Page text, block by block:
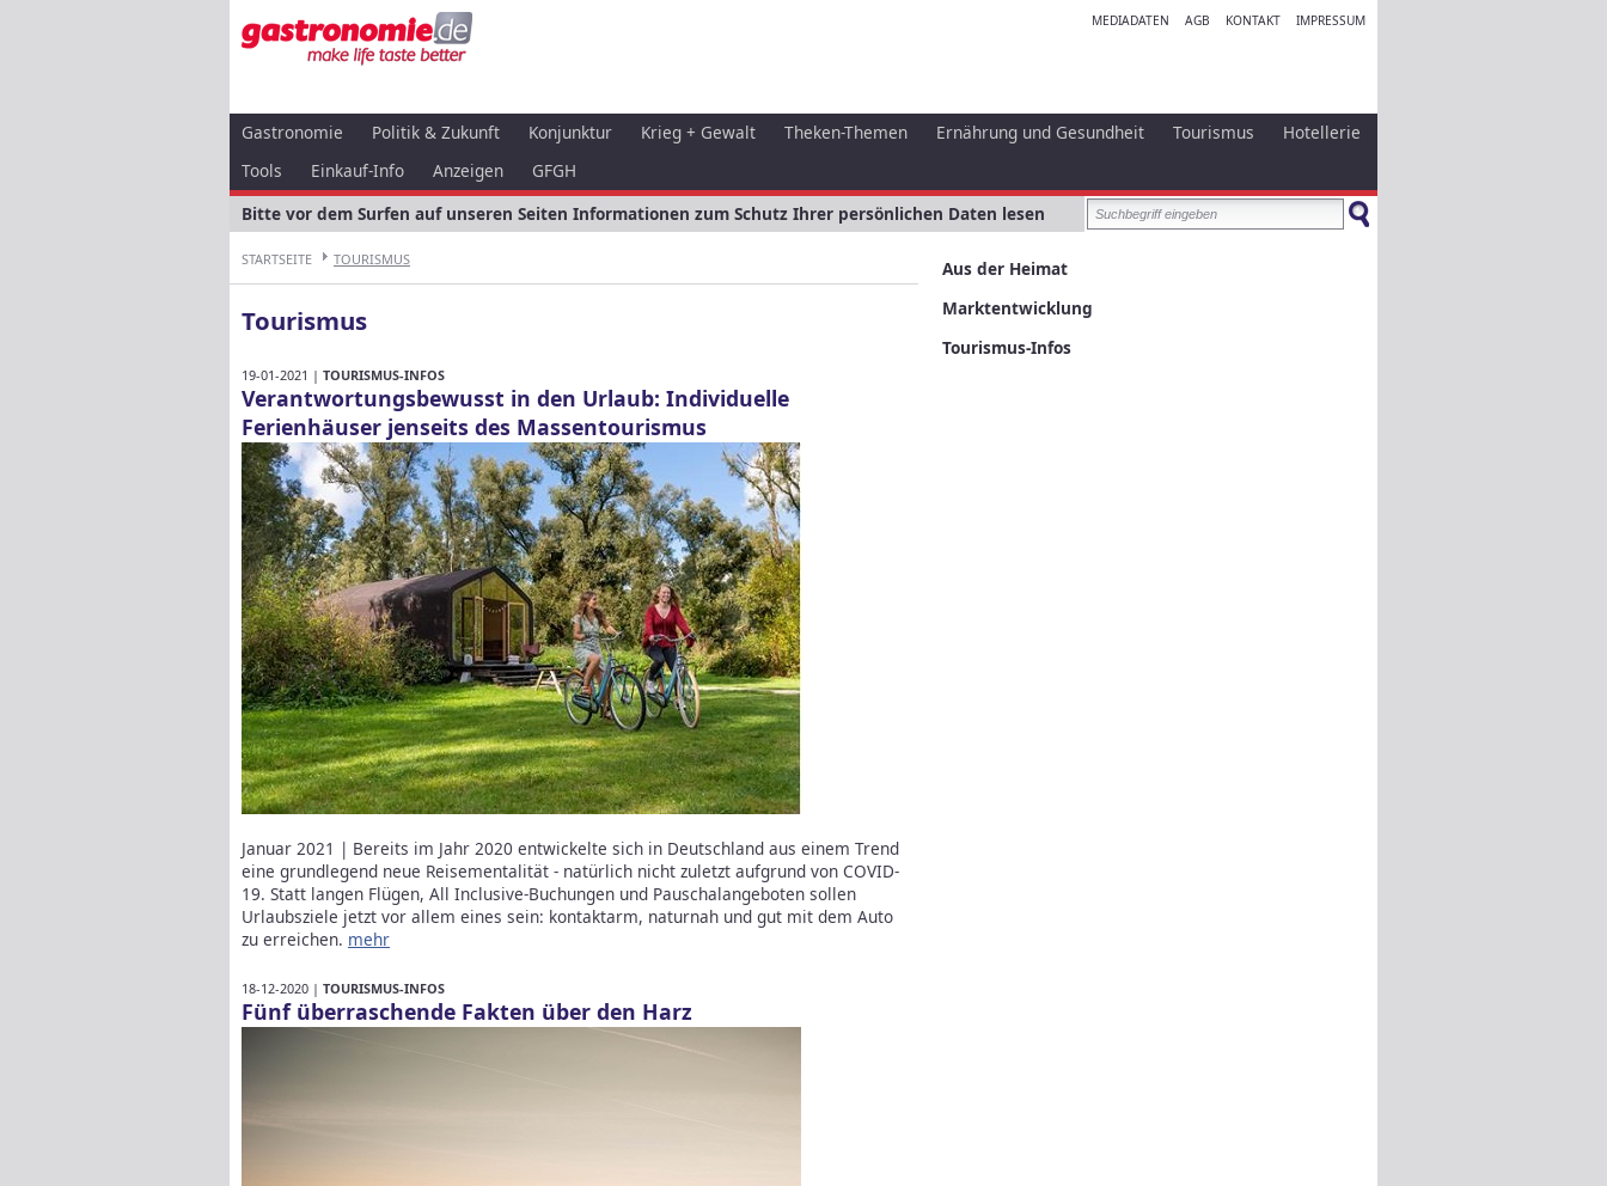
MEDIADATEN AGB KONTAKT IMPRESSUM
Gastronomie Politik & Zukunft Konjunktur Krieg + Gewalt Theken-Themen Ernährung und Gesundheit Tourismus
Hotellerie
Tools
Einkauf-Info Anzeigen
GFGH
Bitte vor dem Surfen auf unseren Seiten Informationen zum Schutz Ihrer persönlichen Daten lesen
STARTSEITE TOURISMUS
Tourismus
19-01-2021 | TOURISMUS-INFOS
Verantwortungsbewusst in den Urlaub: Individuelle
Ferienhäuser jenseits des Massentourismus
Januar 2021 | Bereits im Jahr 2020 entwickelte sich in Deutschland aus einem Trend
eine grundlegend neue Reisementalität - natürlich nicht zuletzt aufgrund von COVID-
19. Statt langen Flügen, All Inclusive-Buchungen und Pauschalangeboten sollen
Urlaubsziele jetzt vor allem eines sein: kontaktarm, naturnah und gut mit dem Auto
zu erreichen. mehr
18-12-2020 | TOURISMUS-INFOS
Fünf überraschende Fakten über den Harz
Aus der Heimat
Marktentwicklung
Tourismus-Infos